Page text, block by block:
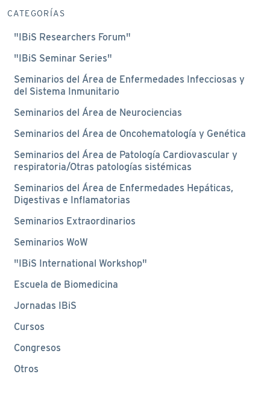
CATEGORÍAS
"IBiS Researchers Forum"
"IBiS Seminar Series"
Seminarios del Área de Enfermedades Infecciosas y
del Sistema Inmunitario
Seminarios del Área de Neurociencias
Seminarios del Área de Oncohematología y Genética
Seminarios del Área de Patología Cardiovascular y
respiratoria/Otras patologías sistémicas
Seminarios del Área de Enfermedades Hepáticas,
Digestivas e Inflamatorias
Seminarios Extraordinarios
Seminarios WoW
"IBiS International Workshop"
Escuela de Biomedicina
Jornadas IBiS
Cursos
Congresos
Otros